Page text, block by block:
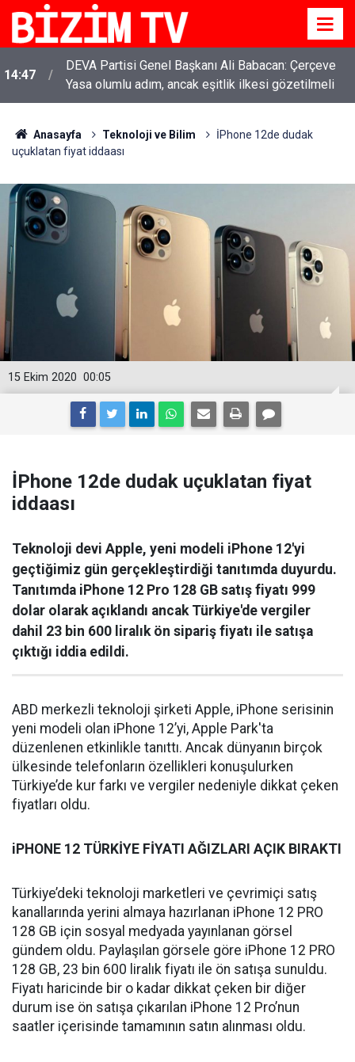
14:47
DEVA Partisi Genel Başkanı Ali Babacan: Çerçeve
Yasa olumlu adım, ancak eşitlik ilkesi gözetilmeli
Anasayfa Teknoloji ve Bilim
İPhone 12de dudak
uçuklatan fiyat iddaası
00:05
15 Ekim 2020
İPhone 12de dudak uçuklatan fiyat
iddaası
Teknoloji devi Apple, yeni modeli iPhone 12'yi
geçtiğimiz gün gerçekleştirdiği tanıtımda duyurdu.
Tanıtımda iPhone 12 Pro 128 GB satış fiyatı 999
dolar olarak açıklandı ancak Türkiye'de vergiler
dahil 23 bin 600 liralık ön sipariş fiyatı ile satışa
çıktığı iddia edildi.
ABD merkezli teknoloji şirketi Apple, iPhone serisinin
yeni modeli olan iPhone 12’yi, Apple Park'ta
düzenlenen etkinlikle tanıttı. Ancak dünyanın birçok
ülkesinde telefonların özellikleri konuşulurken
Türkiye’de kur farkı ve vergiler nedeniyle dikkat çeken
fiyatları oldu.
iPHONE 12 TÜRKİYE FİYATI AĞIZLARI AÇIK BIRAKTI
Türkiye’deki teknoloji marketleri ve çevrimiçi satış
kanallarında yerini almaya hazırlanan iPhone 12 PRO
128 GB için sosyal medyada yayınlanan görsel
gündem oldu. Paylaşılan görsele göre iPhone 12 PRO
128 GB, 23 bin 600 liralık fiyatı ile ön satışa sunuldu.
Fiyatı haricinde bir o kadar dikkat çeken bir diğer
durum ise ön satışa çıkarılan iPhone 12 Pro’nun
saatler içerisinde tamamının satın alınması oldu.